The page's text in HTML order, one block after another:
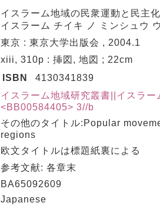
イスラーム地域の民衆運動と民主
イスラーム チイキ ノ ミンシュウ
東京 : 東京大学出版会 , 2004.1
xiii, 310p : 挿図, 地図 ; 22cm
ISBN
4130341839
イスラーム地域研究叢書||イスラ
<BB00584405> 3//b
その他のタイトル:Popular
regions
欧文タイトルは標題紙裏による
参考文献: 各章末
BA65092609
Japanese